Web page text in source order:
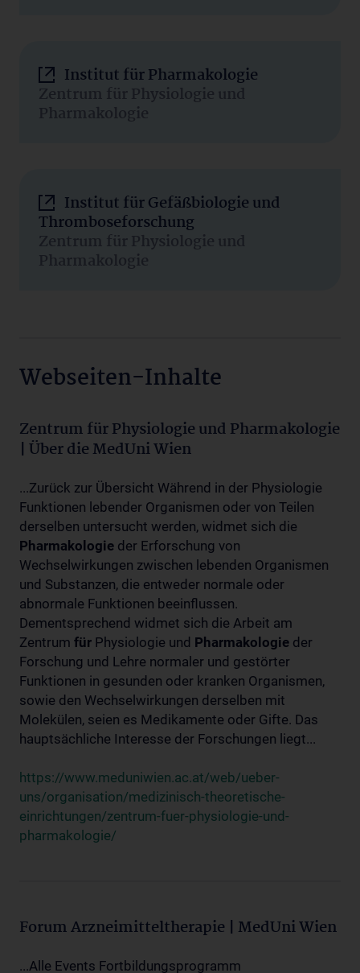
Institut für Pharmakologie
Zentrum für Physiologie und
Pharmakologie
Institut für Gefäßbiologie und
Thromboseforschung
Zentrum für Physiologie und
Pharmakologie
Webseiten-Inhalte
Zentrum für Physiologie und Pharmakologie
| Über die MedUni Wien
...Zurück zur Übersicht Während in der Physiologie
Funktionen lebender Organismen oder von Teilen
derselben untersucht werden, widmet sich die
Pharmakologie der Erforschung von
Wechselwirkungen zwischen lebenden Organismen
und Substanzen, die entweder normale oder
abnormale Funktionen beeinflussen.
Dementsprechend widmet sich die Arbeit am
Zentrum für Physiologie und Pharmakologie der
Forschung und Lehre normaler und gestörter
Funktionen in gesunden oder kranken Organismen,
sowie den Wechselwirkungen derselben mit
Molekülen, seien es Medikamente oder Gifte. Das
hauptsächliche Interesse der Forschungen liegt...
https://www.meduniwien.ac.at/web/ueber-
uns/organisation/medizinisch-theoretische-
einrichtungen/zentrum-fuer-physiologie-und-
pharmakologie/
Forum Arzneimitteltherapie | MedUni Wien
...Alle Events Fortbildungsprogramm